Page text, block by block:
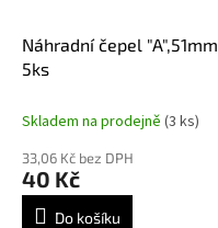
Náhradní čepel "A",51mm,
5ks
Skladem na prodejně (3 ks)
33,06 Kč bez DPH
40 Kč
Do košíku